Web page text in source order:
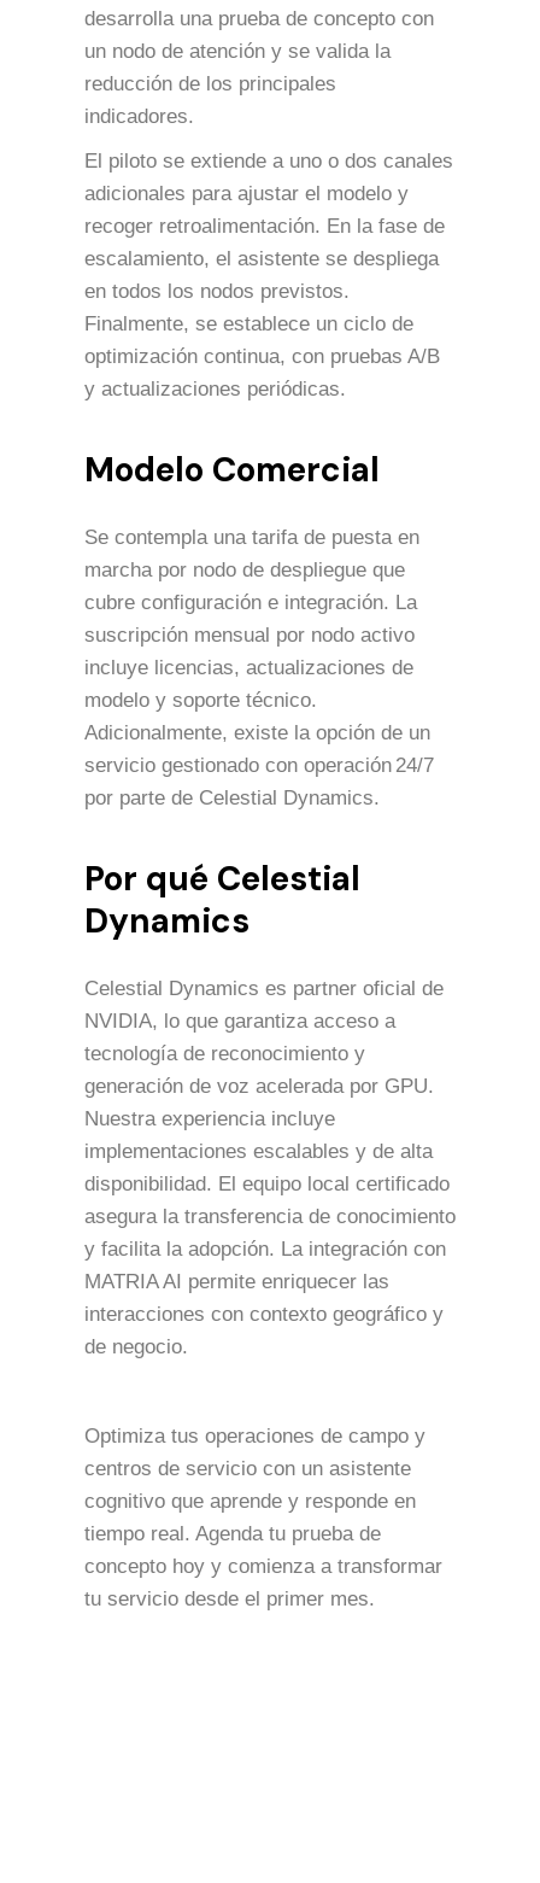
desarrolla una prueba de concepto con
un nodo de atención y se valida la
reducción de los principales
indicadores.
El piloto se extiende a uno o dos canales
adicionales para ajustar el modelo y
recoger retroalimentación. En la fase de
escalamiento, el asistente se despliega
en todos los nodos previstos.
Finalmente, se establece un ciclo de
optimización continua, con pruebas A/B
y actualizaciones periódicas.
Modelo Comercial
Se contempla una tarifa de puesta en
marcha por nodo de despliegue que
cubre configuración e integración. La
suscripción mensual por nodo activo
incluye licencias, actualizaciones de
modelo y soporte técnico.
Adicionalmente, existe la opción de un
servicio gestionado con operación 24/7
por parte de Celestial Dynamics.
Por qué Celestial
Dynamics
Celestial Dynamics es partner oficial de
NVIDIA, lo que garantiza acceso a
tecnología de reconocimiento y
generación de voz acelerada por GPU.
Nuestra experiencia incluye
implementaciones escalables y de alta
disponibilidad. El equipo local certificado
asegura la transferencia de conocimiento
y facilita la adopción. La integración con
MATRIA AI permite enriquecer las
interacciones con contexto geográfico y
de negocio.
Optimiza tus operaciones de campo y
centros de servicio con un asistente
cognitivo que aprende y responde en
tiempo real. Agenda tu prueba de
concepto hoy y comienza a transformar
tu servicio desde el primer mes.